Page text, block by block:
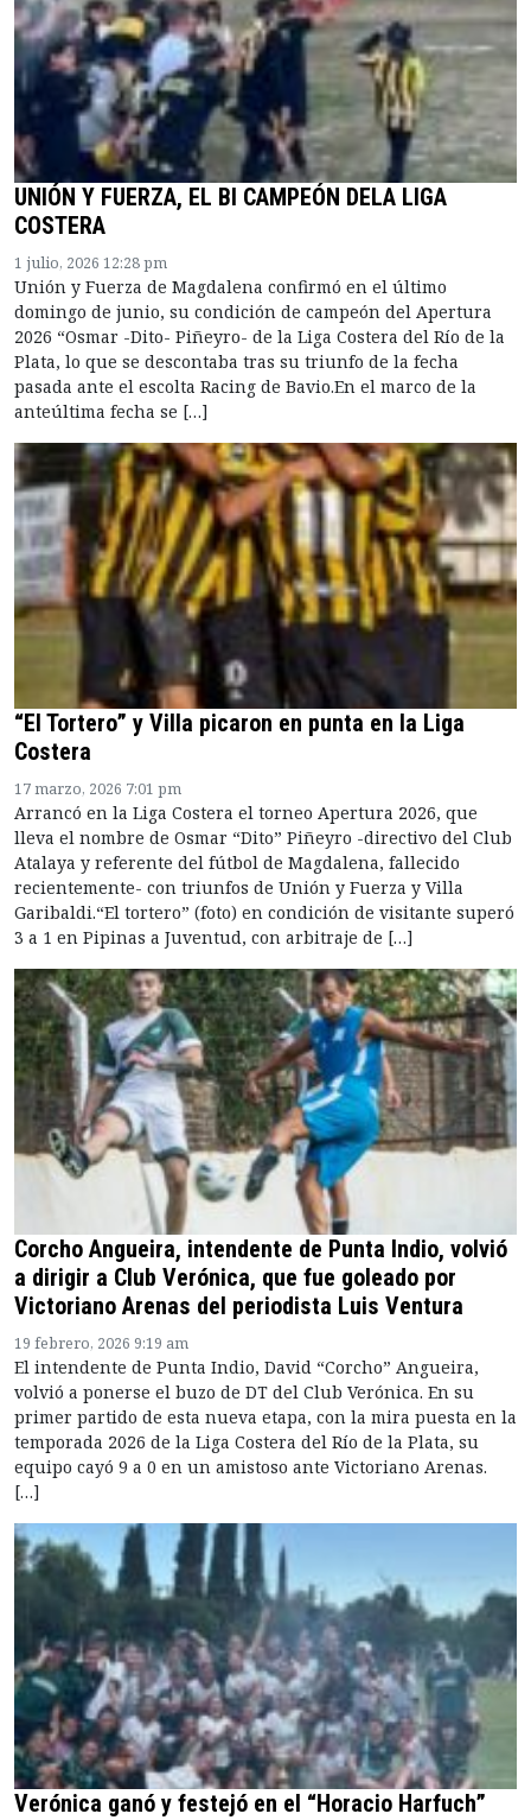
UNIÓN Y FUERZA, EL BI CAMPEÓN DELA LIGA
COSTERA
1 julio, 2026 12:28 pm
Unión y Fuerza de Magdalena confirmó en el último
domingo de junio, su condición de campeón del Apertura
2026 “Osmar -Dito- Piñeyro- de la Liga Costera del Río de la
Plata, lo que se descontaba tras su triunfo de la fecha
pasada ante el escolta Racing de Bavio.En el marco de la
anteúltima fecha se […]
“El Tortero” y Villa picaron en punta en la Liga
Costera
17 marzo, 2026 7:01 pm
Arrancó en la Liga Costera el torneo Apertura 2026, que
lleva el nombre de Osmar “Dito” Piñeyro -directivo del Club
Atalaya y referente del fútbol de Magdalena, fallecido
recientemente- con triunfos de Unión y Fuerza y Villa
Garibaldi.“El tortero” (foto) en condición de visitante superó
3 a 1 en Pipinas a Juventud, con arbitraje de […]
Corcho Angueira, intendente de Punta Indio, volvió
a dirigir a Club Verónica, que fue goleado por
Victoriano Arenas del periodista Luis Ventura
19 febrero, 2026 9:19 am
El intendente de Punta Indio, David “Corcho” Angueira,
volvió a ponerse el buzo de DT del Club Verónica. En su
primer partido de esta nueva etapa, con la mira puesta en la
temporada 2026 de la Liga Costera del Río de la Plata, su
equipo cayó 9 a 0 en un amistoso ante Victoriano Arenas.
[…]
Verónica ganó y festejó en el “Horacio Harfuch”